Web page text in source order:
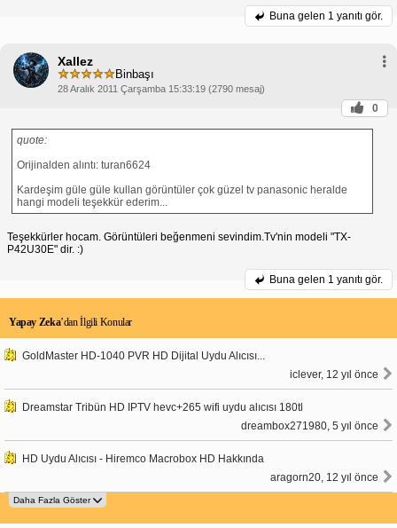
Buna gelen 1 yanıtı gör.
Xallez
Binbaşı
28 Aralık 2011 Çarşamba 15:33:19 (2790 mesaj)
0
quote:
Orijinalden alıntı: turan6624
Kardeşim güle güle kullan görüntüler çok güzel tv panasonic heralde
hangi modeli teşekkür ederim...
Teşekkürler hocam. Görüntüleri beğenmeni sevindim.Tv'nin modeli "TX-
P42U30E" dir. :)
Buna gelen 1 yanıtı gör.
Yapay Zeka’dan İlgili Konular
GoldMaster HD-1040 PVR HD Dijital Uydu Alıcısı...
iclever, 12 yıl önce
Dreamstar Tribün HD IPTV hevc+265 wifi uydu alıcısı 180tl
dreambox271980, 5 yıl önce
HD Uydu Alıcısı - Hiremco Macrobox HD Hakkında
aragorn20, 12 yıl önce